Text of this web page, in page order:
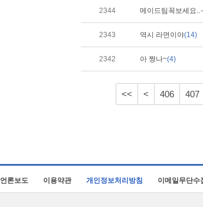
2344 메이드팀꼭보세요..
2343 역시 라면이야(14)
2342 아 짱나~(4)
<< < 406 407
언론보도 이용약관 개인정보처리방침 이메일무단수